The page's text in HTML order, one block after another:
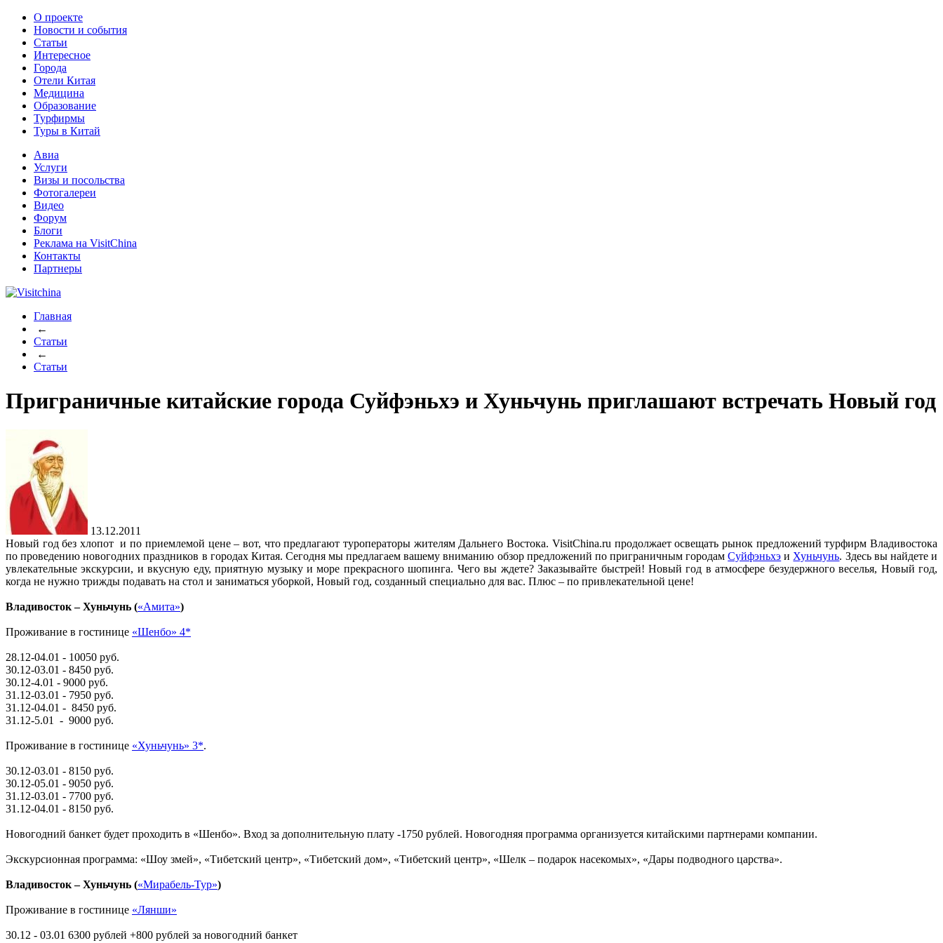
О проекте
Новости и события
Статьи
Интересное
Города
Отели Китая
Медицина
Образование
Турфирмы
Туры в Китай
Авиа
Услуги
Визы и посольства
Фотогалереи
Видео
Форум
Блоги
Реклама на VisitChina
Контакты
Партнеры
Главная
←
Статьи
←
Статьи
Приграничные китайские города Суйфэньхэ и Хуньчунь приглашают встречать Новый год
13.12.2011
Новый год без хлопот и по приемлемой цене – вот, что предлагают туроператоры жителям Дальнего Востока. VisitChina.ru продолжает освещать рынок предложений турфирм Владивостока
по проведению новогодних праздников в городах Китая. Сегодня мы предлагаем вашему вниманию обзор предложений по приграничным городамСуйфэньхэ и Хуньчунь. Здесь вы найдете и
увлекательные экскурсии, и вкусную еду, приятную музыку и море прекрасного шопинга. Чего вы ждете? Заказывайте быстрей! Новый год в атмосфере безудержного веселья, Новый год,
когда не нужно трижды подавать на стол и заниматься уборкой, Новый год, созданный специально для вас. Плюс – по привлекательной цене!
Владивосток – Хуньчунь («Амита»)
Проживание в гостинице «Шенбо» 4*
28.12-04.01 - 10050 руб.
30.12-03.01 - 8450 руб.
30.12-4.01 - 9000 руб.
31.12-03.01 - 7950 руб.
31.12-04.01 - 8450 руб.
31.12-5.01 - 9000 руб.
Проживание в гостинице «Хуньчунь» 3*.
30.12-03.01 - 8150 руб.
30.12-05.01 - 9050 руб.
31.12-03.01 - 7700 руб.
31.12-04.01 - 8150 руб.
Новогодний банкет будет проходить в «Шенбо». Вход за дополнительную плату -1750 рублей. Новогодняя программа организуется китайскими партнерами компании.
Экскурсионная программа: «Шоу змей», «Тибетский центр», «Тибетский дом», «Тибетский центр», «Шелк – подарок насекомых», «Дары подводного царства».
Владивосток – Хуньчунь («Мирабель-Тур»)
Проживание в гостинице «Лянши»
30.12 - 03.01 6300 рублей +800 рублей за новогодний банкет